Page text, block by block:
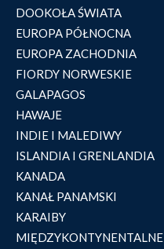
DOOKOŁA ŚWIATA
EUROPA PÓŁNOCNA
EUROPA ZACHODNIA
FIORDY NORWESKIE
GALAPAGOS
HAWAJE
INDIE I MALEDIWY
ISLANDIA I GRENLANDIA
KANADA
KANAŁ PANAMSKI
KARAIBY
MIĘDZYKONTYNENTALNE